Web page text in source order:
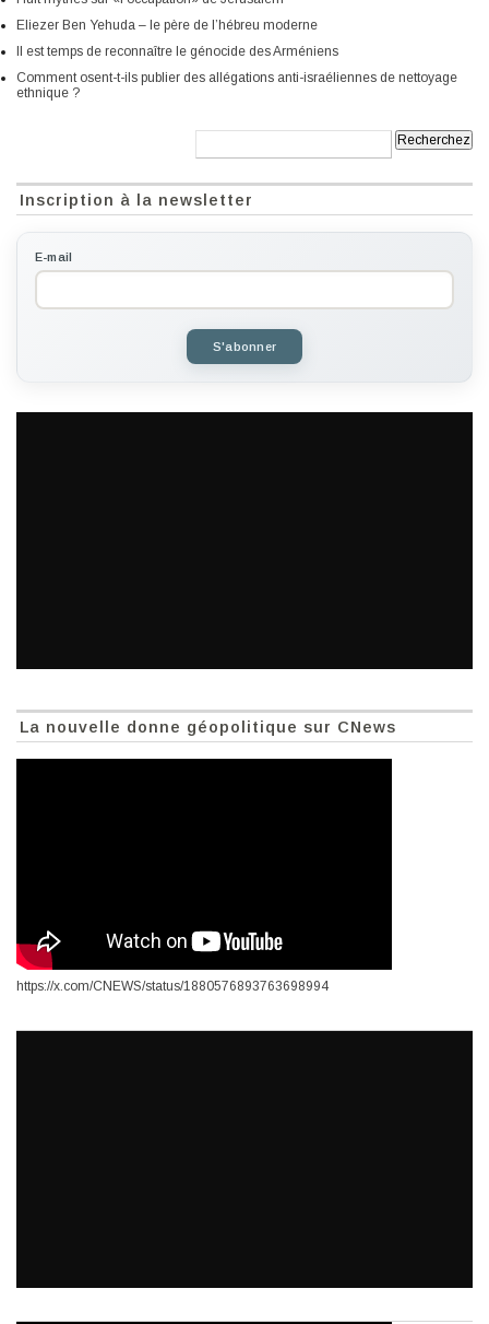
Eliezer Ben Yehuda – le père de l’hébreu moderne
Il est temps de reconnaître le génocide des Arméniens
Comment osent-t-ils publier des allégations anti-israéliennes de nettoyage
ethnique ?
Inscription à la newsletter
E-mail
S'abonner
La nouvelle donne géopolitique sur CNews
https://x.com/CNEWS/status/1880576893763698994